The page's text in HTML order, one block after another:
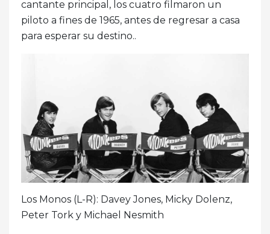
cantante principal, los cuatro filmaron un
piloto a fines de 1965, antes de regresar a casa
para esperar su destino..
Los Monos (L-R): Davey Jones, Micky Dolenz,
Peter Tork y Michael Nesmith